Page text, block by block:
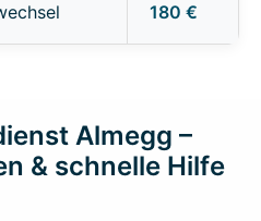
180 €
Almegg –
& schnelle Hilfe